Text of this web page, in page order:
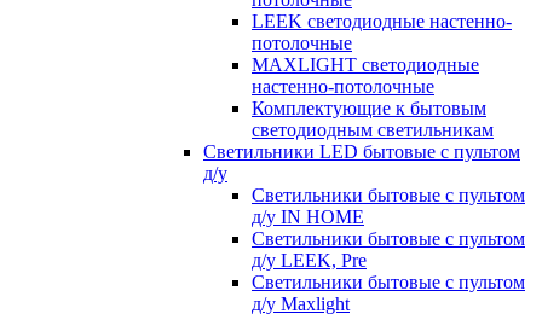
LEEK светодиодные настенно-
потолочные
MAXLIGHT светодиодные
настенно-потолочные
Комплектующие к бытовым
светодиодным светильникам
Светильники LED бытовые с пультом
д/у
Светильники бытовые с пультом
д/у IN HOME
Светильники бытовые с пультом
д/у LEEK, Pre
Светильники бытовые с пультом
д/у Maxlight